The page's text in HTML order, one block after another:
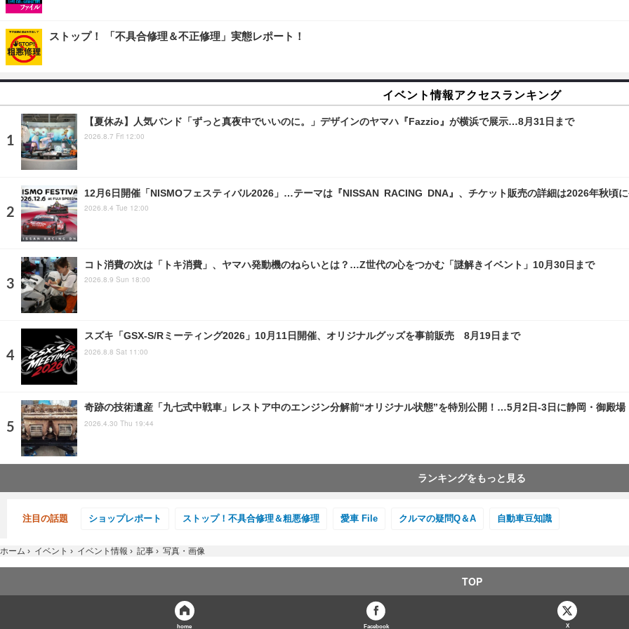
ストップ！ 「不具合修理＆不正修理」実態レポート！
イベント情報アクセスランキング
【夏休み】人気バンド「ずっと真夜中でいいのに。」デザインのヤマハ『Fazzio』が横浜で展示…8月31日まで
2026.8.7 Fri 12:00
12月6日開催「NISMOフェスティバル2026」…テーマは『NISSAN RACING DNA』、チケット販売の詳細は2026年秋頃
2026.8.4 Tue 12:00
コト消費の次は「トキ消費」、ヤマハ発動機のねらいとは？…Z世代の心をつかむ「謎解きイベント」10月30日まで
2026.8.9 Sun 18:00
スズキ「GSX-S/Rミーティング2026」10月11日開催、オリジナルグッズを事前販売 8月19日まで
2026.8.8 Sat 11:00
奇跡の技術遺産「九七式中戦車」レストア中のエンジン分解前“オリジナル状態”を特別公開！…5月2日-3日に静岡・御殿場
2026.4.30 Thu 19:44
ランキングをもっと見る
注目の話題 ショップレポート ストップ！不具合修理＆粗悪修理 愛車 File クルマの疑問Q＆A 自動車豆知識
ホーム › イベント › イベント情報 › 記事 › 写真・画像
TOP
home Facebook X